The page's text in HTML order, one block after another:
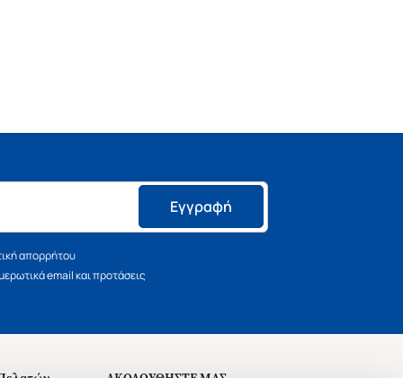
Εγγραφή
απορρήτου
email και προτάσεις